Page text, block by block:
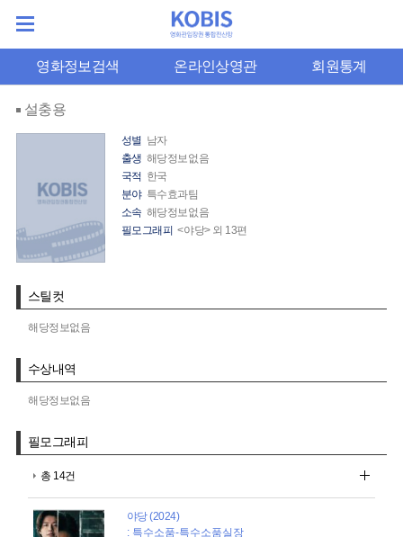
영화정보검색 온라인상영관 회원통계
설충용
성별 남자
출생 해당정보없음
국적 한국
분야 특수효과팀
소속 해당정보없음
필모그래피 <야당> 외 13편
스틸컷
해당정보없음
수상내역
해당정보없음
필모그래피
총 14건
야당 (2024)
: 특수소품-특수소품실장